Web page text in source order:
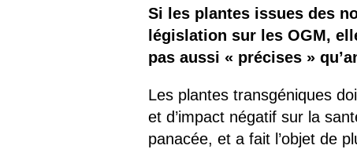
Il y
Si les plantes issues des
législation sur les OGM,
pas aussi « précises »
Les plantes transgéniques
et d’impact négatif sur la
panacée, et a fait l’objet de